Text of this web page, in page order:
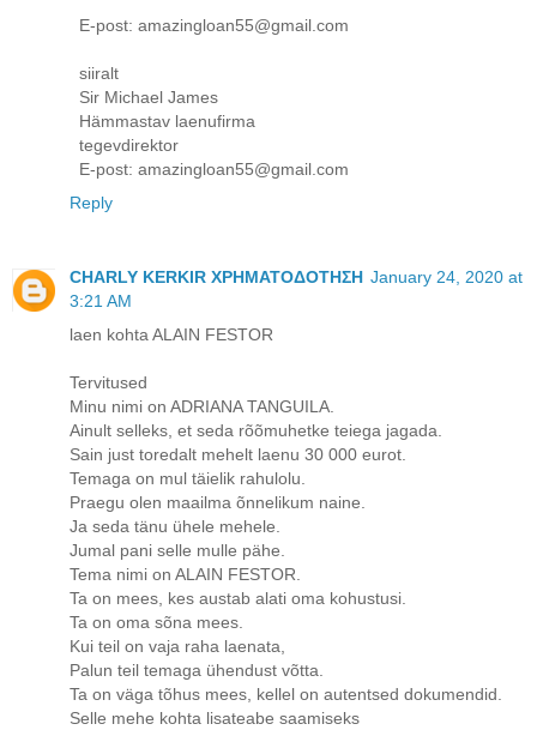
E-post: amazingloan55@gmail.com
siiralt
Sir Michael James
Hämmastav laenufirma
tegevdirektor
E-post: amazingloan55@gmail.com
Reply
CHARLY KERKIR ΧΡΗΜΑΤΟΔΟΤΗΣΗ January 24, 2020 at
3:21 AM
laen kohta ALAIN FESTOR
Tervitused
Minu nimi on ADRIANA TANGUILA.
Ainult selleks, et seda rõõmuhetke teiega jagada.
Sain just toredalt mehelt laenu 30 000 eurot.
Temaga on mul täielik rahulolu.
Praegu olen maailma õnnelikum naine.
Ja seda tänu ühele mehele.
Jumal pani selle mulle pähe.
Tema nimi on ALAIN FESTOR.
Ta on mees, kes austab alati oma kohustusi.
Ta on oma sõna mees.
Kui teil on vaja raha laenata,
Palun teil temaga ühendust võtta.
Ta on väga tõhus mees, kellel on autentsed dokumendid.
Selle mehe kohta lisateabe saamiseks